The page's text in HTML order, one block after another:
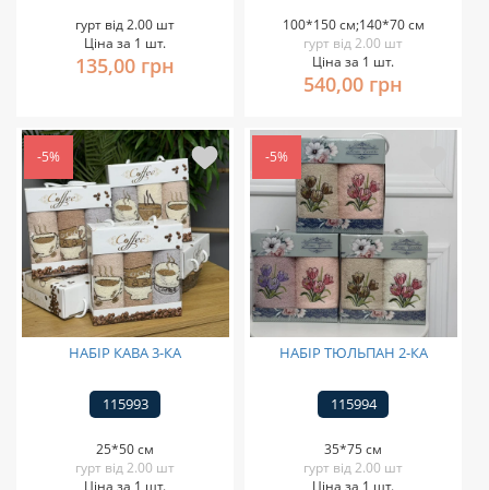
гурт від 2.00 шт
Ціна за 1 шт.
135,00 грн
100*150 см;140*70 см
гурт від 2.00 шт
Ціна за 1 шт.
540,00 грн
-5%
НАБІР КАВА 3-КА
115993
25*50 см
гурт від 2.00 шт
Ціна за 1 шт.
-5%
НАБІР ТЮЛЬПАН 2-КА
115994
35*75 см
гурт від 2.00 шт
Ціна за 1 шт.